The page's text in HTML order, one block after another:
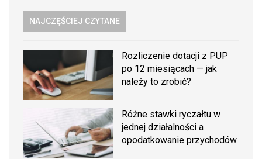
NAJCZĘŚCIEJ CZYTANE
Rozliczenie dotacji z PUP
po 12 miesiącach — jak
należy to zrobić?
Różne stawki ryczałtu w
jednej działalności a
opodatkowanie przychodów